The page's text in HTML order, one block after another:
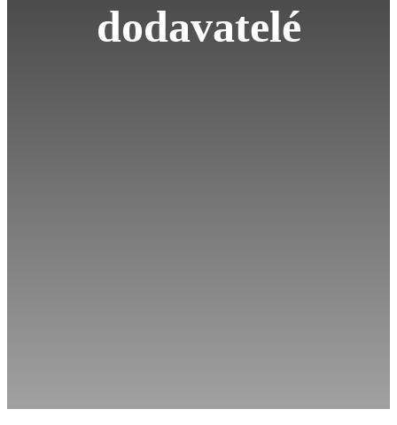
dodavatelé